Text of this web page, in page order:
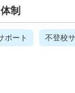
制
ポート 不登校